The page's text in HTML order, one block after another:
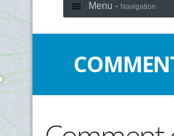
Menu - Navigation